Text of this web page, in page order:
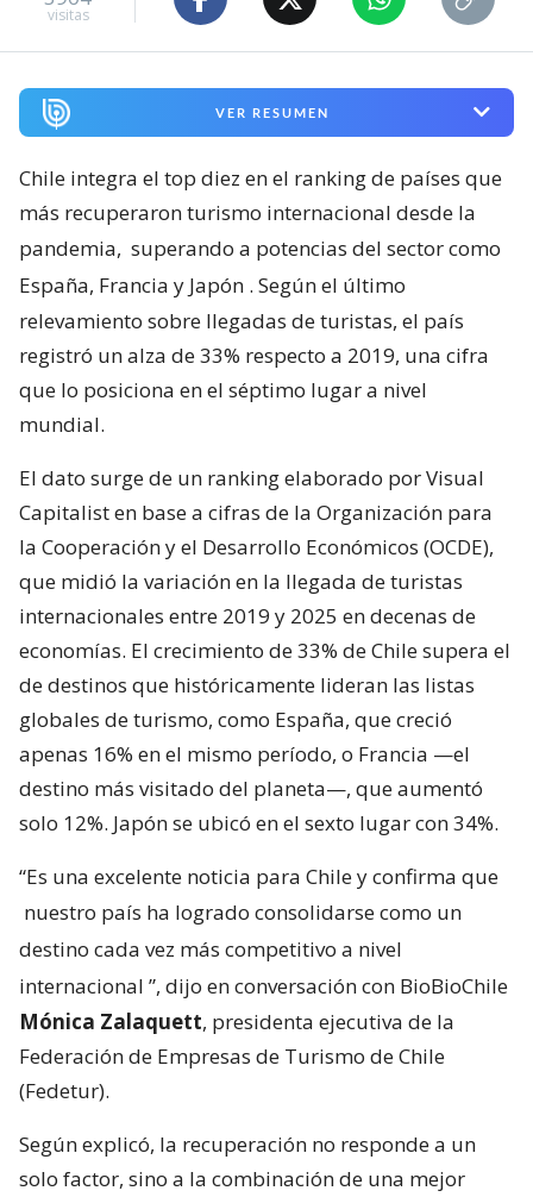
visitas
VER RESUMEN
Chile integra el top diez en el ranking de países que
más recuperaron turismo internacional desde la
pandemia, superando a potencias del sector como
España, Francia y Japón . Según el último
relevamiento sobre llegadas de turistas, el país
registró un alza de 33% respecto a 2019, una cifra
que lo posiciona en el séptimo lugar a nivel
mundial.
El dato surge de un ranking elaborado por Visual
Capitalist en base a cifras de la Organización para
la Cooperación y el Desarrollo Económicos (OCDE),
que midió la variación en la llegada de turistas
internacionales entre 2019 y 2025 en decenas de
economías. El crecimiento de 33% de Chile supera el
de destinos que históricamente lideran las listas
globales de turismo, como España, que creció
apenas 16% en el mismo período, o Francia —el
destino más visitado del planeta—, que aumentó
solo 12%. Japón se ubicó en el sexto lugar con 34%.
“Es una excelente noticia para Chile y confirma que
nuestro país ha logrado consolidarse como un
destino cada vez más competitivo a nivel
internacional ”, dijo en conversación con BioBioChile
Mónica Zalaquett, presidenta ejecutiva de la
Federación de Empresas de Turismo de Chile
(Fedetur).
Según explicó, la recuperación no responde a un
solo factor, sino a la combinación de una mejor